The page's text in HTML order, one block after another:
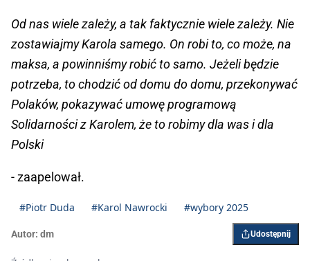
Od nas wiele zależy, a tak faktycznie wiele zależy. Nie
zostawiajmy Karola samego. On robi to, co może, na
maksa, a powinniśmy robić to samo. Jeżeli będzie
potrzeba, to chodzić od domu do domu, przekonywać
Polaków, pokazywać umowę programową
Solidarności z Karolem, że to robimy dla was i dla
Polski
- zaapelował.
#Piotr Duda #Karol Nawrocki #wybory 2025
Autor: dm Udostępnij